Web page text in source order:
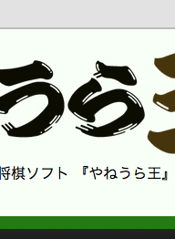
公式サイト